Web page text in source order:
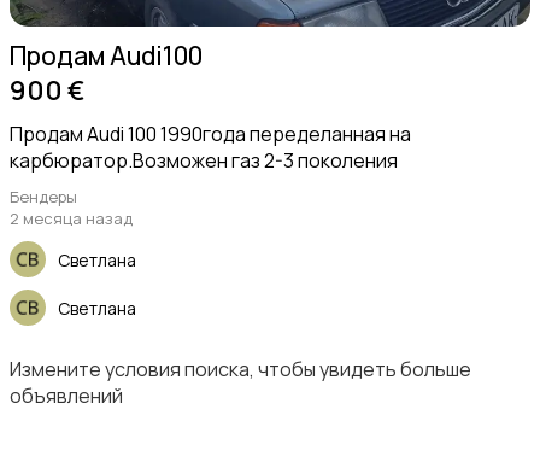
Продам Audi100
900 €
Продам Audi 100 1990года переделанная на
карбюратор.Возможен газ 2-3 поколения
Бендеры
2 месяца назад
Светлана
Светлана
Измените условия поиска, чтобы увидеть больше
объявлений